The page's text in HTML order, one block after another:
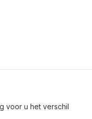
voor u het verschil